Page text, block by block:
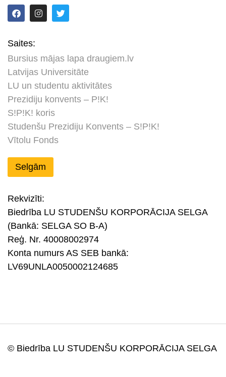
Saites:
Bursius mājas lapa draugiem.lv
Latvijas Universitāte
LU un studentu aktivitātes
Prezidiju konvents – P!K!
S!P!K! koris
Studenšu Prezidiju Konvents – S!P!K!
Vītolu Fonds
Selgām
Rekvizīti:
Biedrība LU STUDENŠU KORPORĀCIJA SELGA
(Bankā: SELGA SO B-A)
Reģ. Nr. 40008002974
Konta numurs AS SEB bankā:
LV69UNLA0050002124685
© Biedrība LU STUDENŠU KORPORĀCIJA SELGA